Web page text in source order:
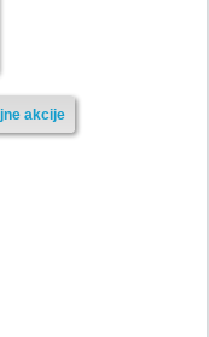
iz akcije Katalog akcija
vas molimo da pre kupovine
akcije